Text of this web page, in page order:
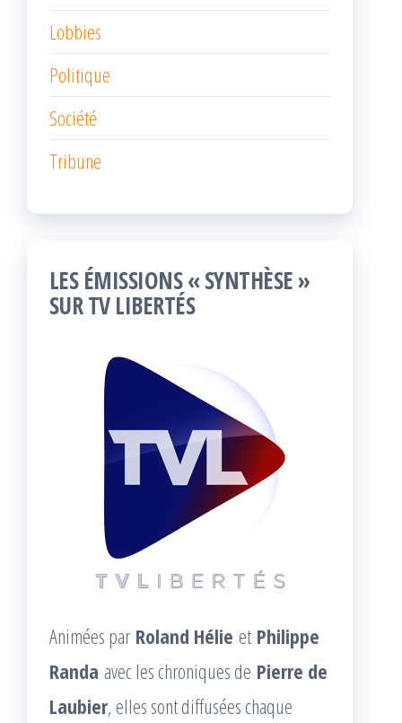
Lobbies
Politique
Société
Tribune
LES ÉMISSIONS « SYNTHÈSE »
SUR TV LIBERTÉS
Animées par Roland Hélie et Philippe
Randa avec les chroniques de Pierre de
Laubier, elles sont diffusées chaque